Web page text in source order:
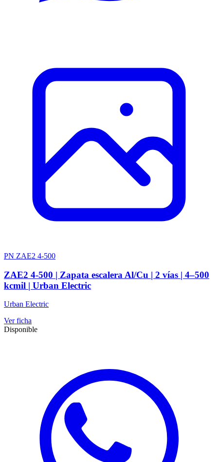
PN ZAE2 4-500
ZAE2 4-500 | Zapata escalera Al/Cu | 2 vías | 4–500
kcmil | Urban Electric
Urban Electric
Ver ficha
Disponible